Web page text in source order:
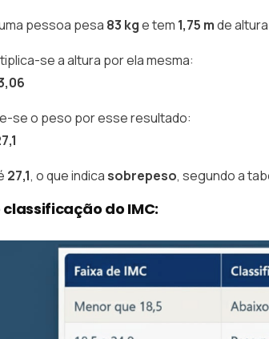
pessoa pesa 83 kge tem 1,75 mde
se a altura por ela mesma:
se o peso por esse resultado:
27,1, o que indica sobrepeso, segundo a
do IMC: